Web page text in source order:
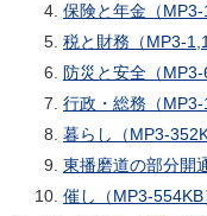
保険と年金（MP3-
税と財務（MP3-
防災と安全（MP3-
行政・総務（MP3-
暮らし（MP3-
東播磨道の部分開
催し（MP3-554KB